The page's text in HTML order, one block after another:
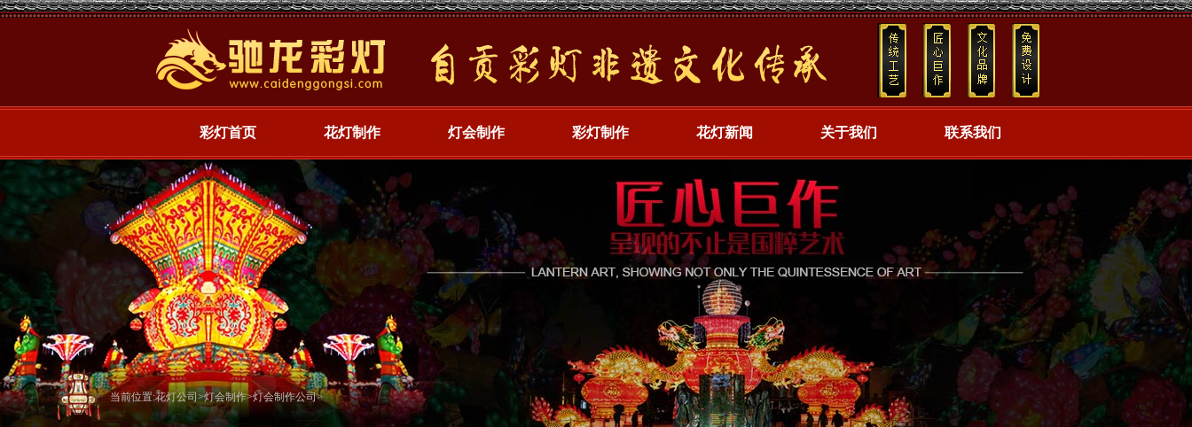
彩灯首页 花灯制作 灯会制作 彩灯制作 花灯新闻 关于我们 联系我们
当前位置:花灯公司 >灯会制作>灯会制作公司>